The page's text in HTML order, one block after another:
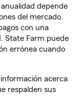
depende
del mercado.
con una
State Farm puede
errónea cuando
acerca
respalden sus